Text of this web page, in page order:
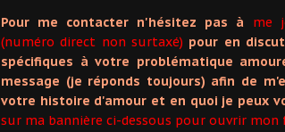
Pour me contacter n'hésitez pas à me
(numéro direct non surtaxé) pour en
spécifiques à votre problématique
message (je réponds toujours) afin de
votre histoire d'amour et en quoi je peux
sur ma bannière ci-dessous pour ouvrir